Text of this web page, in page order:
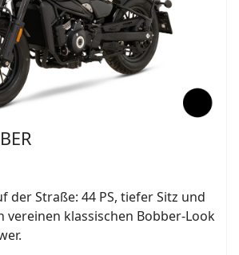
der Straße: 44 PS, tiefer Sitz und
vereinen klassischen Bobber-Look